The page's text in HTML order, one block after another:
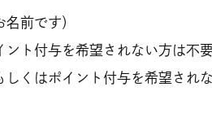
前です）
ント付与を希望されない方は不要
しくはポイント付与を希望され